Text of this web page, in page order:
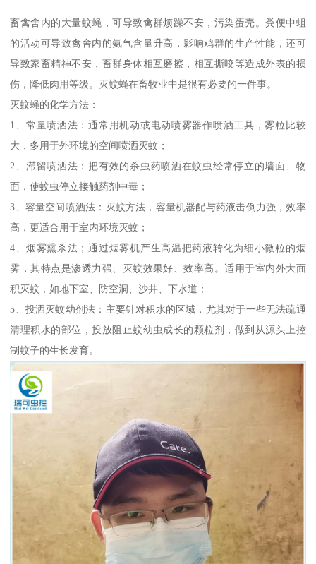
畜禽舍内的大量蚊蝇，可导致禽群烦躁不安，污染蛋壳。粪便中蛆
的活动可导致禽舍内的氨气含量升高，影响鸡群的生产性能，还可
导致家畜精神不安，畜群身体相互磨擦，相互撕咬等造成外表的损
伤，降低肉用等级。灭蚊蝇在畜牧业中是很有必要的一件事。
灭蚊蝇的化学方法：
1、常量喷洒法：通常用机动或电动喷雾器作喷洒工具，雾粒比较
大，多用于外环境的空间喷洒灭蚊；
2、滞留喷洒法：把有效的杀虫药喷洒在蚊虫经常停立的墙面、物
面，使蚊虫停立接触药剂中毒；
3、容量空间喷洒法：灭蚊方法，容量机器配与药液击倒力强，效率
高，更适合用于室内环境灭蚊；
4、烟雾熏杀法；通过烟雾机产生高温把药液转化为细小微粒的烟
雾，其特点是渗透力强、灭蚊效果好、效率高。适用于室内外大面
积灭蚊，如地下室、防空洞、沙井、下水道；
5、投洒灭蚊幼剂法：主要针对积水的区域，尤其对于一些无法疏通
清理积水的部位，投放阻止蚊幼虫成长的颗粒剂，做到从源头上控
制蚊子的生长发育。